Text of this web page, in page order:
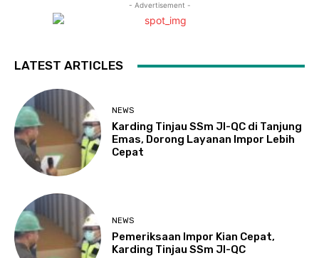
- Advertisement -
LATEST ARTICLES
NEWS
Karding Tinjau SSm JI-QC di Tanjung
Emas, Dorong Layanan Impor Lebih
Cepat
NEWS
Pemeriksaan Impor Kian Cepat,
Karding Tinjau SSm JI-QC